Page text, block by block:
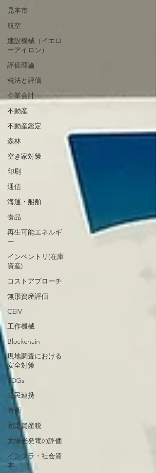
見本市
航空
建設機械（イエロ
ーアイロン）
評価理論
税法と評価
企業会計
不動産
不動産鑑定
森林
空き家対策
印刷
通信
海運・船舶
食品
再生可能エネルギ
ー
インベントリ(在庫
資産)
コストアプローチ
無形資産評価
CEIV
工作機械
Blockchain
現地調査における
安全対策
SDGs
公民連携
時価
固定資産税
太陽光発電の評価
インフラ・社会資
本